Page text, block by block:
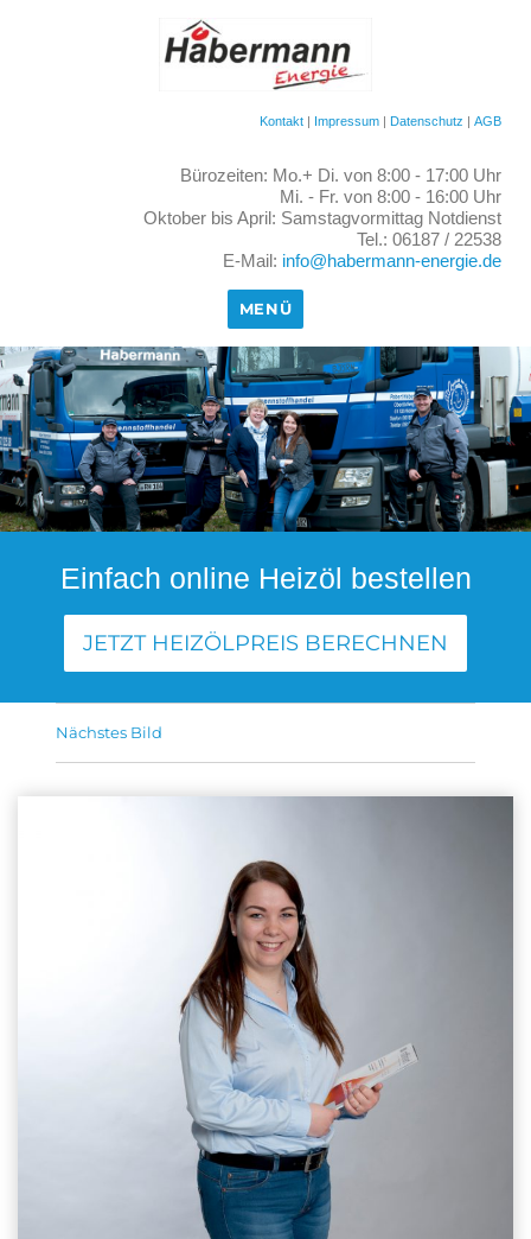
Kontakt | Impressum | Datenschutz | AGB
Bürozeiten: Mo.+ Di. von 8:00 - 17:00 Uhr
Mi. - Fr. von 8:00 - 16:00 Uhr
Oktober bis April: Samstagvormittag Notdienst
Tel.: 06187 / 22538
E-Mail: info@habermann-energie.de
MENÜ
Einfach online Heizöl bestellen
JETZT HEIZÖLPREIS BERECHNEN
Nächstes Bild